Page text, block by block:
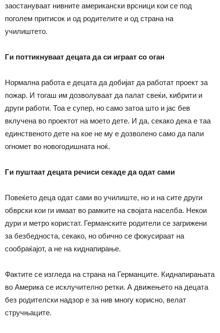
заостануваат нивните американски врсници кои се под
поголем притисок и од родителите и од страна на
училиштето.
Ги поттикнуваат децата да си играат со оган
Нормална работа е децата да добијат да работат проект за
пожар. И тогаш им дозволуваат да палат свеќи, кибрити и
други работи. Тоа е супер, но само затоа што и јас бев
вклучена во проектот на моето дете. И да, секако дека е таа
единственото дете на кое не му е дозволено само да пали
огномет во новогодишната ноќ.
Ги пуштаат децата речиси секаде да одат сами
Повеќето деца одат сами во училиште, но и на сите други
обврски кои ги имаат во рамките на својата населба. Некои
дури и метро користат. Германските родители се загрижени
за безбедноста, секако, но обично се фокусираат на
сообраќајот, а не на киднапирање.
Фактите се изгледа на страна на Германците. Киднапирањата
во Америка се исклучително ретки. А движењето на децата
без родителски надзор е за нив многу корисно, велат
стручњаците.